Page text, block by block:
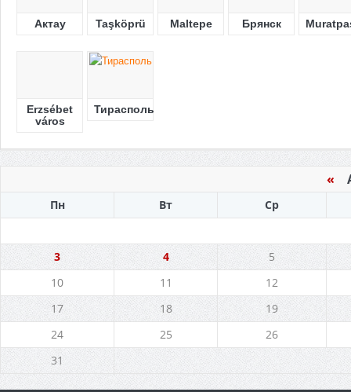
Актау Taşköprü Maltepe Брянск
Erzsébet
város
Тирасполь
«
Пн Вт Ср
3 4
5
10
11
12
17
18
19
24
25
26
31